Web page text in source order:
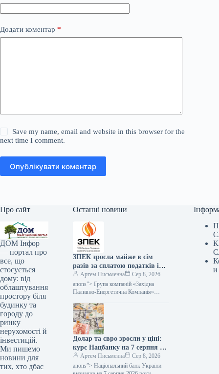
Додати коментар *
Save my name, email and website in this browser for the
next time I comment.
Опублікувати коментар
Про сайт
ДОМ Інфор
— портал про
все, що
стосується
дому: від
облаштування
простору біля
будинку та
городу до
ринку
нерухомості й
інвестицій.
Ми пишемо
новини для
тих, хто дбає
Останні новини
ЗПЕК зросла майже в сім
разів за сплатою податків і
обов’язкових платежів —
Мінфін
Артем Письменна
Сер 8, 2026
anons”> Група компаній «Західна
Паливно-Енергетична Компанія»
півріччя 2026 року майже у сім разів
збільшила обсяг сплачених…
Долар та євро зросли у ціні:
курс Нацбанку на 7 серпня —
Мінфін
Артем Письменна
Сер 8, 2026
anons”> Національний банк України
и